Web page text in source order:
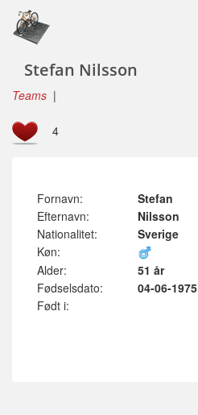
Stefan Nilsson
Teams |
4
Fornavn:
Stefan
Efternavn:
Nilsson
Nationalitet:
Sverige
Køn:
Alder:
51 år
Fødselsdato:
04-06-1975
Født i: